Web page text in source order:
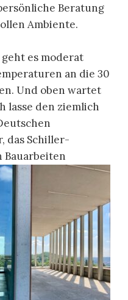
Beratung
Ambiente.
es moderat
an die 30
Und oben wartet
lasse den ziemlich
das Schiller-
Bauarbeiten